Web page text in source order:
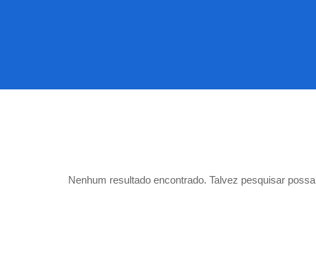
Nenhum resultado encontrado. Talvez pesquisar